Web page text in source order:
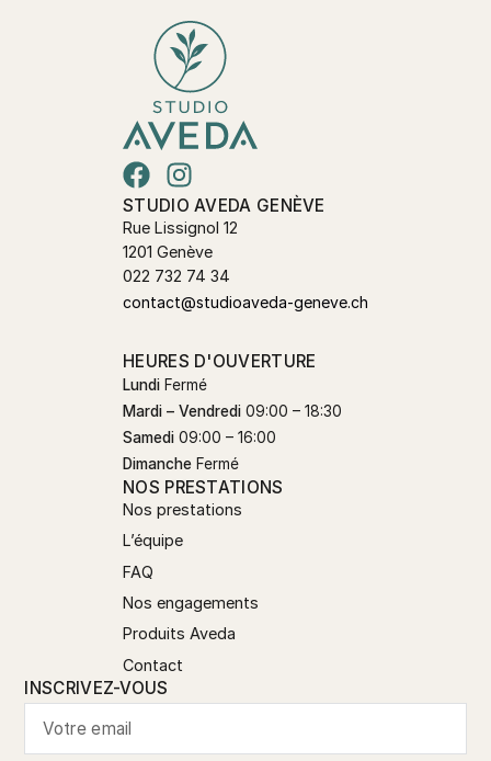
STUDIO AVEDA GENÈVE
Rue Lissignol 12
1201 Genève
022 732 74 34
contact@studioaveda-geneve.ch
HEURES D'OUVERTURE
Lundi Fermé
Mardi – Vendredi 09:00 – 18:30
Samedi 09:00 – 16:00
Dimanche Fermé
NOS PRESTATIONS
Nos prestations
L’équipe
FAQ
Nos engagements
Produits Aveda
Contact
INSCRIVEZ-VOUS